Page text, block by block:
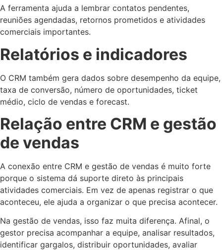
A ferramenta ajuda a lembrar contatos pendentes,
reuniões agendadas, retornos prometidos e atividades
comerciais importantes.
Relatórios e indicadores
O CRM também gera dados sobre desempenho da equipe,
taxa de conversão, número de oportunidades, ticket
médio, ciclo de vendas e forecast.
Relação entre CRM e gestão
de vendas
A conexão entre CRM e gestão de vendas é muito forte
porque o sistema dá suporte direto às principais
atividades comerciais. Em vez de apenas registrar o que
aconteceu, ele ajuda a organizar o que precisa acontecer.
Na gestão de vendas, isso faz muita diferença. Afinal, o
gestor precisa acompanhar a equipe, analisar resultados,
identificar gargalos, distribuir oportunidades, avaliar